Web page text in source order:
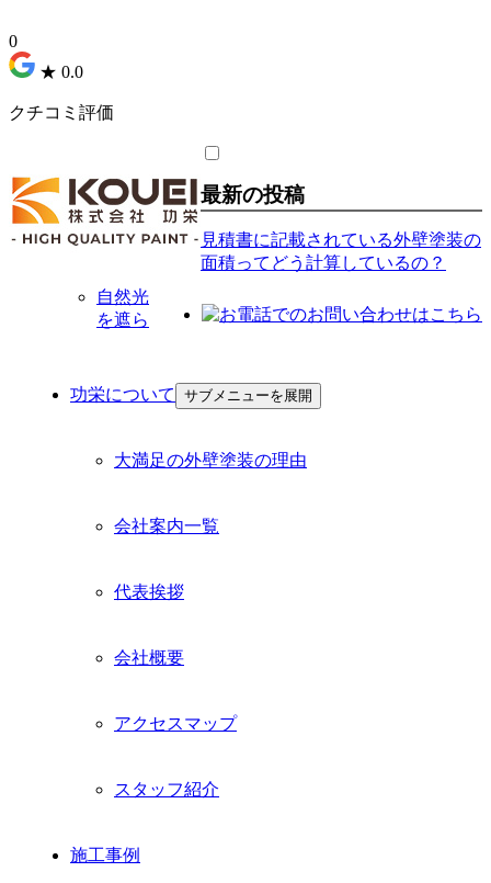
0
★ 0.0
クチコミ評価
功栄について サブメニューを展開
大満足の外壁塗装の理由
会社案内一覧
代表挨拶
会社概要
アクセスマップ
スタッフ紹介
施工事例
最新の投稿
見積書に記載されている外壁塗装の
面積ってどう計算しているの？
自然光
を遮ら